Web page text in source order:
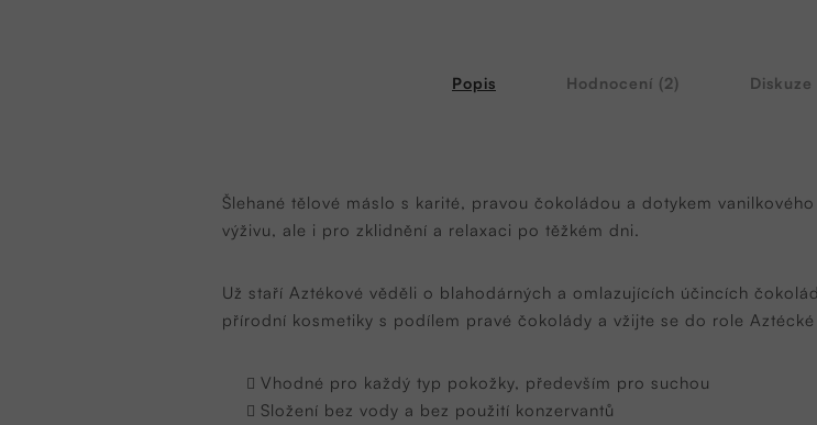
Popis Hodnocení (2) Diskuze
Šlehané tělové máslo s karité, pravou čokoládou a dotykem
výživu, ale i pro zklidnění a relaxaci po těžkém dni.
Už staří Aztékové věděli o blahodárných a omlazujících účincích
přírodní kosmetiky s podílem pravé čokolády a vžijte se do role Aztécké
Vhodné pro každý typ pokožky, především pro suchou
Složení bez vody a bez použití konzervantů